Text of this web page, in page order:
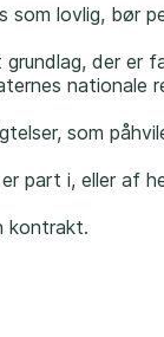
lovlig, bør
der er
nationale
som
part i, eller af
kontrakt.